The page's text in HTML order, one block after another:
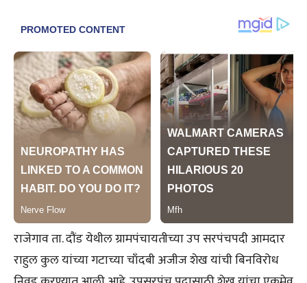
राजेगाव ता. दौंड येथील ग्रामपंचायतीच्या उप सरपंचपदी आमदार
राहुल कुल यांच्या गटाच्या चाँदबी अजीज शेख यांची बिनविरोध